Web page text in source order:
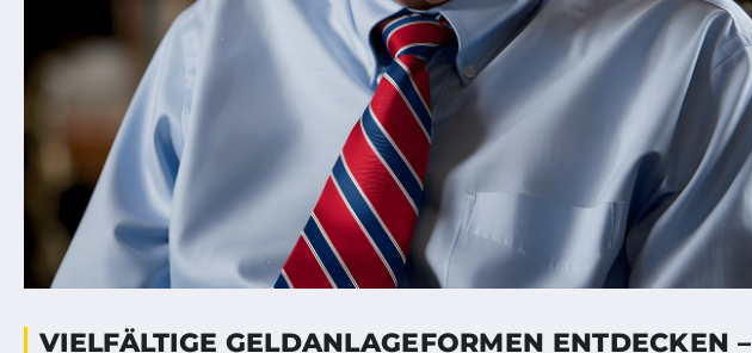
VIELFÄLTIGE GELDANLAGEFORMEN ENTDECKEN –